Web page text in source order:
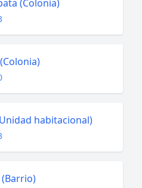
(Colonia)
habitacional)